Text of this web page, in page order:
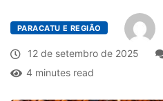
PARACATU E REGIÃO
12 de setembro de 2025
4 minutes read